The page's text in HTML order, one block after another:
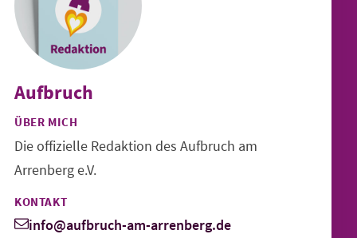
Aufbruch
ÜBER MICH
Die offizielle Redaktion des Aufbruch am
Arrenberg e.V.
KONTAKT
info@aufbruch-am-arrenberg.de